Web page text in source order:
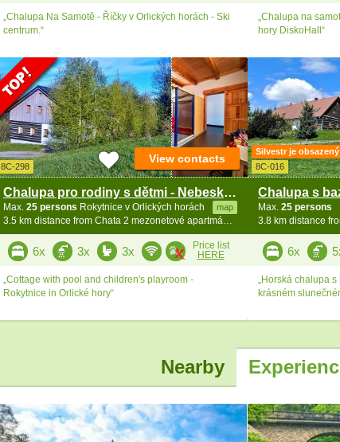
„Chalupa Na Samotě - Říčky v Orlických horách - Ski
centrum.“
„Chalupa na
hory DiskoHall“
8C-298
Chalupa pro rodiny s dětmi - Nebeská Rybná
Rokytnice v Orlických horách map
Max. 25 persons
3.5 km distance from Chata 2 mezonetové apartmány - Zakletý
View contacts
6x 3x 3x
Price list
HERE
„Cottage with pool and children's playroom -
Rokytnice in Orlické hory“
Silvestr je obsazený
8C-016
Max. 25 persons
6x
„Horská chalupa
krásném
Nearby